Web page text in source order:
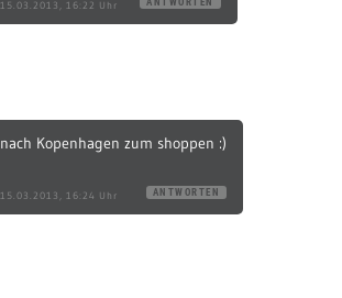
15.03.2013, 16:22 Uhr ANTWORTEN
nach Kopenhagen zum shoppen :)
15.03.2013, 16:24 Uhr ANTWORTEN